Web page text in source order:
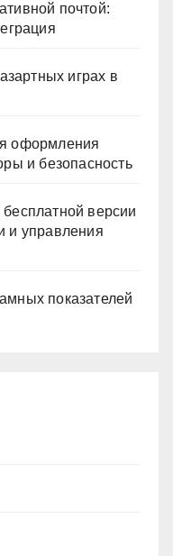
почтой:
играх в
оформления
и безопасность
версии
и управления
показателей